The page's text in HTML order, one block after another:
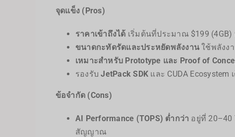
จุดแข็ง (Pros)
ราคาเข้าถึงได้ เริ่มต้นที่ประมาณ $199
ขนาดกะทัดรัดและประหยัดพลังงาน ใช้พลังง
เหมาะสำหรับ Prototype และ Proof of
รองรับJetPack SDK และ CUDA
ข้อจำกัด (Cons)
AI Performance (TOPS) ต่ำกว่า อยู่ที่ 20–40
สัญญาณ